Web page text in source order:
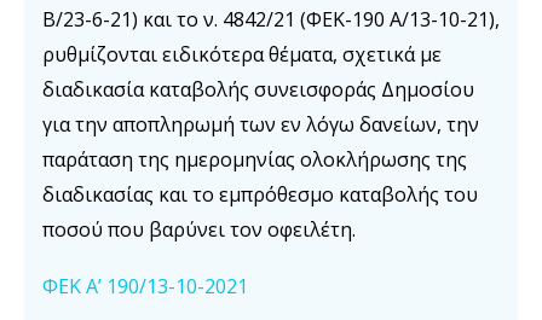
Β/23-6-21) και το ν. 4842/21 (ΦΕΚ-190 Α/13-10-21),
ρυθμίζονται ειδικότερα θέματα, σχετικά με
διαδικασία καταβολής συνεισφοράς Δημοσίου
για την αποπληρωμή των εν λόγω δανείων, την
παράταση της ημερομηνίας ολοκλήρωσης της
διαδικασίας και το εμπρόθεσμο καταβολής του
ποσού που βαρύνει τον οφειλέτη.
ΦΕΚ Α’ 190/13-10-2021